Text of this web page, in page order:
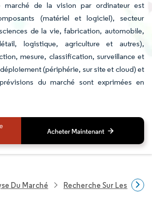
marché de la vision par ordinateur est
(matériel et logiciel), secteur
de la vie, fabrication, automobile,
logistique, agriculture et autres),
mesure, classification, surveillance et
(périphérie, sur site et cloud) et
du marché sont exprimées en
Du Marché Recherche Sur Les